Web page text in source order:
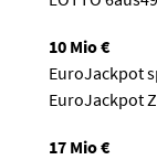
10 Mio €
EuroJackpot
EuroJackpot
17 Mio €